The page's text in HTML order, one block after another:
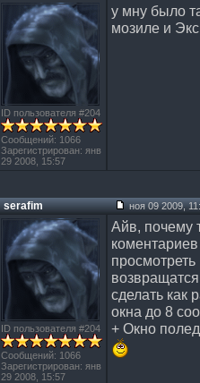
ID пользователя #204
Сообщений: 1066
Зарегистрирован: янв
29 2008, 15:57
у мну было
мозиле и
serafim ноя 09 2009,
ID пользователя #204
Сообщений: 1066
Зарегистрирован: янв
29 2008, 15:57
Айв, почему
сделать как
окна до 8
+ Окно